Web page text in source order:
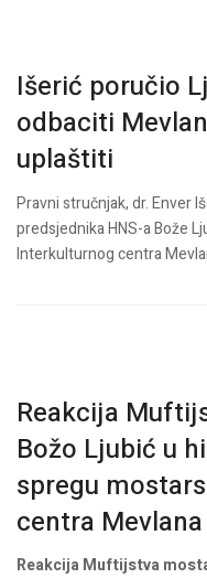
Išerić poručio
odbaciti
uplaštiti
Pravni stručnjak, dr. Enver
predsjednika HNS-a Bože
Interkulturnog centra
Reakcija
Božo Ljubić u
spregu
centra
Reakcija Muftijstva